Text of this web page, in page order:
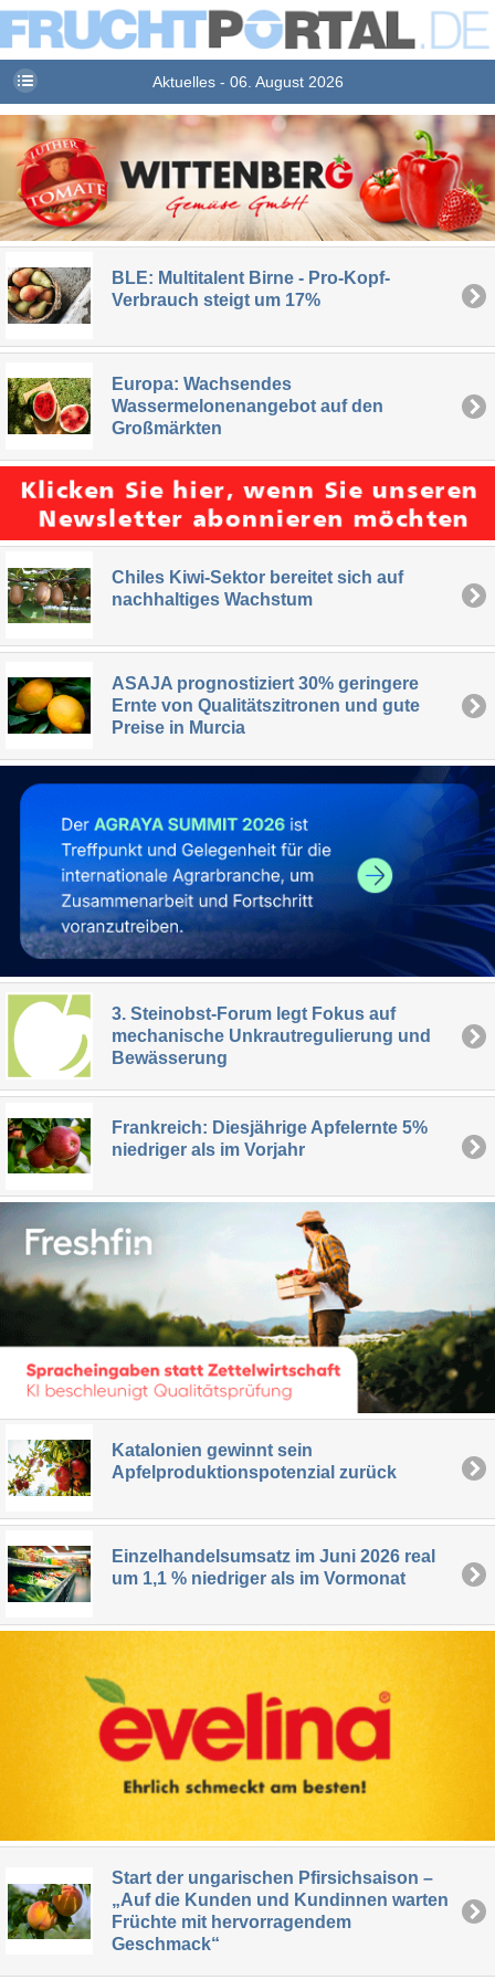
Aktuelles - 06. August 2026
BLE: Multitalent Birne - Pro-Kopf-
Verbrauch steigt um 17%
Europa: Wachsendes
Wassermelonenangebot auf den
Großmärkten
Chiles Kiwi-Sektor bereitet sich auf
nachhaltiges Wachstum
ASAJA prognostiziert 30% geringere
Ernte von Qualitätszitronen und gute
Preise in Murcia
3. Steinobst-Forum legt Fokus auf
mechanische Unkrautregulierung und
Bewässerung
Frankreich: Diesjährige Apfelernte 5%
niedriger als im Vorjahr
Katalonien gewinnt sein
Apfelproduktionspotenzial zurück
Einzelhandelsumsatz im Juni 2026 real
um 1,1 % niedriger als im Vormonat
Start der ungarischen Pfirsichsaison –
„Auf die Kunden und Kundinnen warten
Früchte mit hervorragendem
Geschmack“